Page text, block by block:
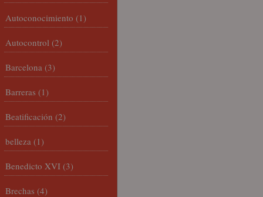
Autoconocimiento (1)
Autocontrol (2)
Barcelona (3)
Barreras (1)
Beatificación (2)
belleza (1)
Benedicto XVI (3)
Brechas (4)